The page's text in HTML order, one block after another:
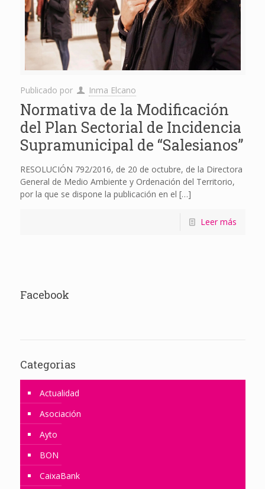
Publicado por Inma Elcano
Normativa de la Modificación
del Plan Sectorial de Incidencia
Supramunicipal de “Salesianos”
RESOLUCIÓN 792/2016, de 20 de octubre, de la Directora
General de Medio Ambiente y Ordenación del Territorio,
por la que se dispone la publicación en el […]
Leer más
Facebook
Categorias
Actualidad
Asociación
Ayto
BON
CaixaBank